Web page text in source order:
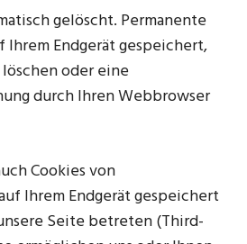
gelöscht. Permanente
Ihrem Endgerät gespeichert,
oder eine
durch Ihren Webbrowser
Cookies von
Ihrem Endgerät gespeichert
Seite betreten (Third-